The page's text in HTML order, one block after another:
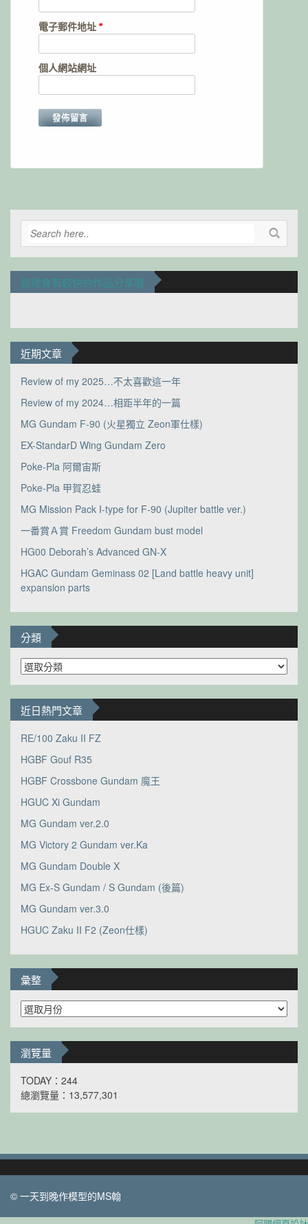
電子郵件地址 *
個人網站網址
這裡會有較快的作品分享喔
近期文章
Review of my 2025…不太喜歡這一年
Review of my 2024…相距半年的一篇
MG Gundam F-90 (火星獨立 Zeon軍仕樣)
EX-StandarD Wing Gundam Zero
Poke-Pla 阿爾宙斯
Poke-Pla 甲賀忍蛙
MG Mission Pack I-type for F-90 (Jupiter battle ver.)
一番賞Ａ賞 Freedom Gundam bust model
HG00 Deborah’s Advanced GN-X
HGAC Gundam Geminass 02 [Land battle heavy unit]
expansion parts
分類
分
類
近日熱門文章
RE/100 Zaku II FZ
HGBF Gouf R35
HGBF Crossbone Gundam 魔王
HGUC Xi Gundam
MG Gundam ver.2.0
MG Victory 2 Gundam ver.Ka
MG Gundam Double X
MG Ex-S Gundam / S Gundam (後篇)
MG Gundam ver.3.0
HGUC Zaku II F2 (Zeon仕樣)
彙整
彙
整
瀏覽量
TODAY：244
總瀏覽量：13,577,301
© 一天到晚作模型的MS翰